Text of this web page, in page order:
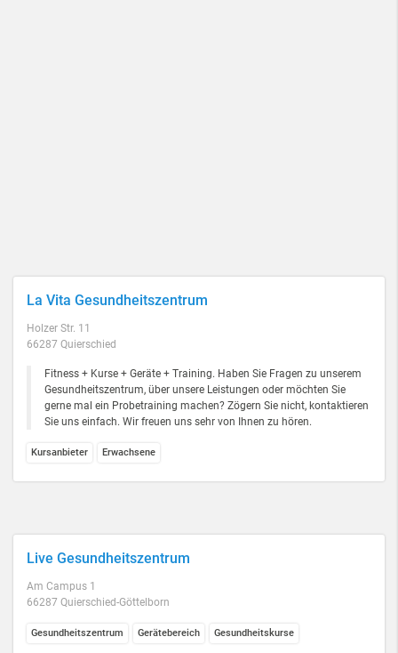
La Vita Gesundheitszentrum
Holzer Str. 11
66287 Quierschied
Fitness + Kurse + Geräte + Training. Haben Sie Fragen zu unserem
Gesundheitszentrum, über unsere Leistungen oder möchten Sie
gerne mal ein Probetraining machen? Zögern Sie nicht, kontaktieren
Sie uns einfach. Wir freuen uns sehr von Ihnen zu hören.
Kursanbieter Erwachsene
Live Gesundheitszentrum
Am Campus 1
66287 Quierschied-Göttelborn
Gesundheitszentrum Gerätebereich Gesundheitskurse